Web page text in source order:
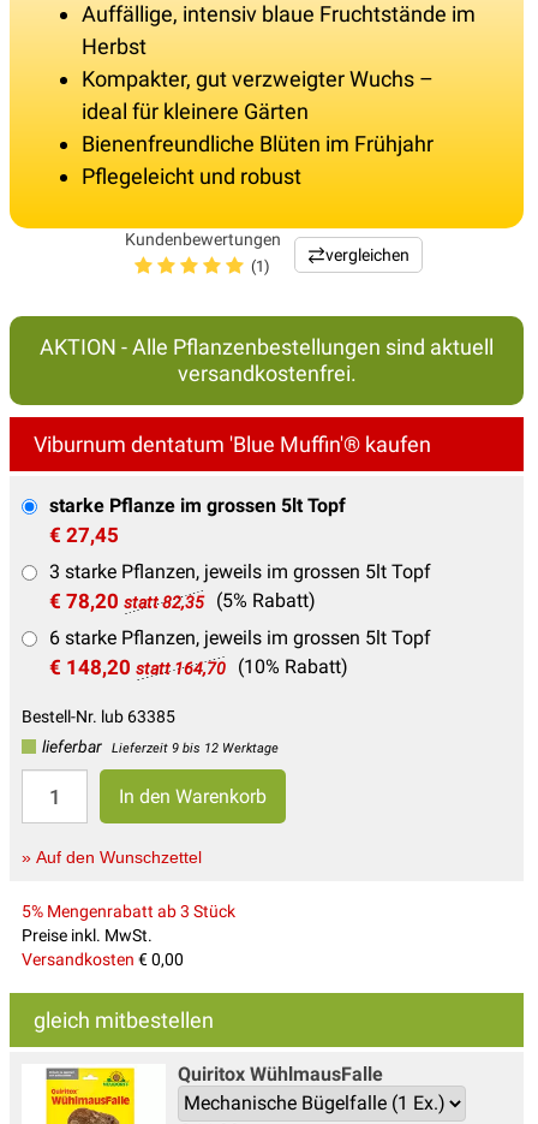
Auffällige, intensiv blaue Fruchtstände im
Herbst
Kompakter, gut verzweigter Wuchs –
ideal für kleinere Gärten
Bienenfreundliche Blüten im Frühjahr
Pflegeleicht und robust
Kundenbewertungen
(1)
vergleichen
AKTION - Alle Pflanzenbestellungen sind aktuell
versandkostenfrei.
Viburnum dentatum 'Blue Muffin'® kaufen
starke Pflanze im grossen 5lt Topf
€ 27,45
3 starke Pflanzen, jeweils im grossen 5lt Topf
€ 78,20 statt 82,35
(5% Rabatt)
6 starke Pflanzen, jeweils im grossen 5lt Topf
€ 148,20 statt 164,70 (10% Rabatt)
Bestell-Nr. lub 63385
lieferbar
Lieferzeit 9 bis 12 Werktage
» Auf den Wunschzettel
5% Mengenrabatt ab 3 Stück
Preise inkl. MwSt.
Versandkosten € 0,00
gleich mitbestellen
Quiritox WühlmausFalle